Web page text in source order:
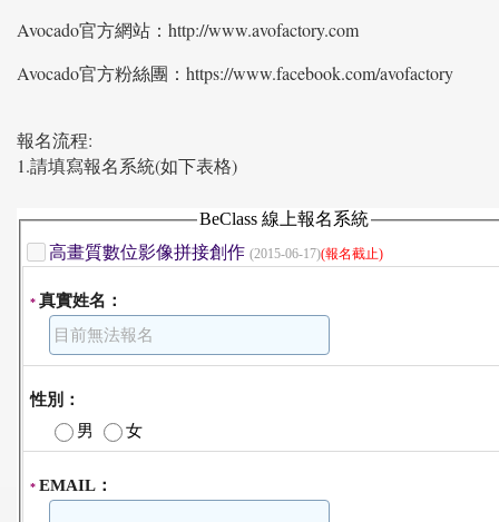
Avocado官方網站：http://www.avofactory.com
Avocado官方粉絲團：https://www.facebook.com/avofactory
報名流程:
1.請填寫報名系統(如下表格)